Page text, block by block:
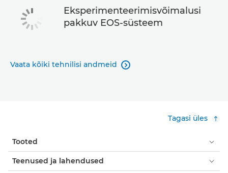
Eksperimenteerimisvõimalusi
pakkuv EOS-süsteem
Vaata kõiki tehnilisi andmeid 
Tagasi üles
Tooted
Teenused ja lahendused